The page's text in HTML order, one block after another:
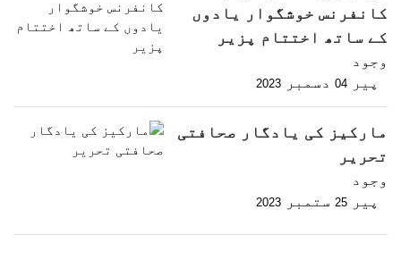
کانفرنس خوشگوار یادوں
کے ساتھ اختتام پزیر
وجود
پیر 04 دسمبر 2023
مارکیز کی یادگار صحافتی
تحریر
وجود
پیر 25 ستمبر 2023